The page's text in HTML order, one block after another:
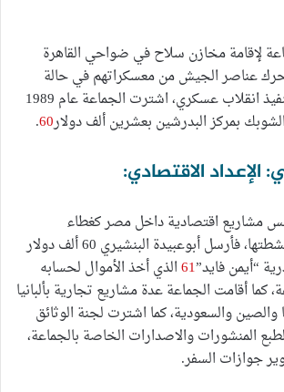
لإقامة مخازن سلاح في ضواحي القاهرة
عناصر الجيش من معسكراتهم في حالة
نجاح الجماعة في تنفيذ انقلاب عسكري، اشترت الجماعة عام 1989
بمركز البدرشين بعشرين ألف دولار60
.
الإعداد الاقتصادي:
مشاريع اقتصادية داخل مصر كغطاء
لعناصرها ولتمويل أنشطتها، فأرسل أبوعبيدة البنشيري 60 ألف دولار
“أيمن فايد”61الذي أخذ الأموال لحسابه
كما أقامت الجماعة عدة مشاريع تجارية بألبانيا
والصين والسعودية، كما اشترت لجنة الوثائق
المنشورات والاصدارات الخاصة بالجماعة،
جوازات السفر.